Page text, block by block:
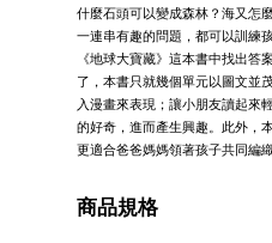
什麼石頭可以變成森林？海又怎
一連串有趣的問題，都可以訓練
《地球大寶藏》這本書中找出答
了，本書只就幾個單元以圖文並
入漫畫來表現；讓小朋友讀起來
的好奇，進而產生興趣。此外，
更適合爸爸媽媽領著孩子共同編
商品規格